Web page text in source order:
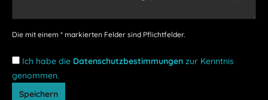
Die mit einem * markierten Felder sind Pflichtfelder.
Ich habe die Datenschutzbestimmungen zur Kenntnis
genommen.
Speichern